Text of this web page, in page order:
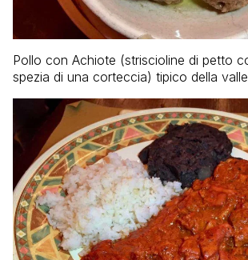
Pollo con Achiote (striscioline di petto
spezia di una corteccia) tipico della